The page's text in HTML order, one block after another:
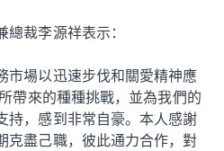
裁李源祥表示：
市場以迅速步伐和關愛精神應
帶來的種種挑戰，並為我們的
持，感到非常自豪。本人感謝
克盡己職，彼此通力合作，對